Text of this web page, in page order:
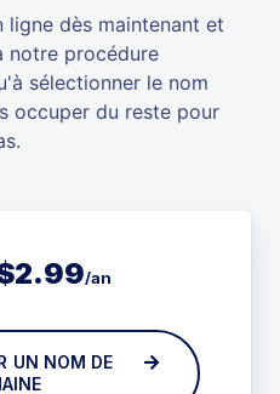
ligne dès maintenant et
notre procédure
sélectionner le nom
occuper du reste pour
2.99/an
UN NOM DE